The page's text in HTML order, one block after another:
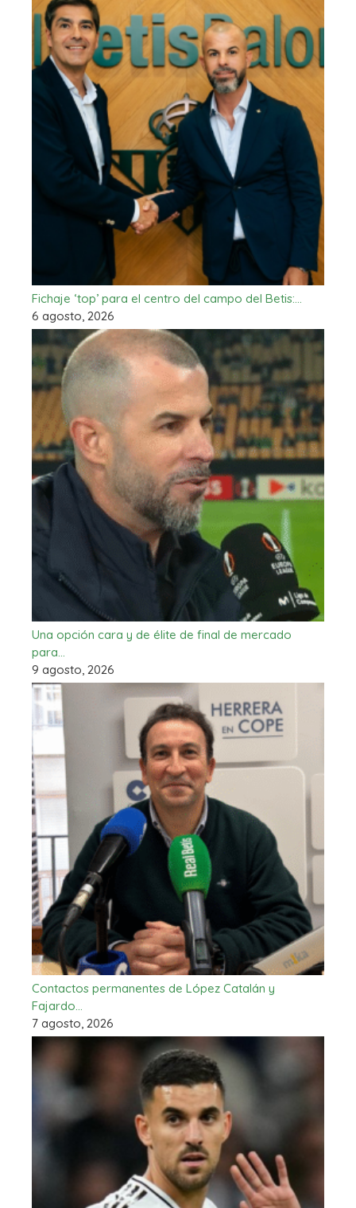
Fichaje ‘top’ para el centro del campo del Betis:…
6 agosto, 2026
Una opción cara y de élite de final de mercado
para…
9 agosto, 2026
Contactos permanentes de López Catalán y
Fajardo…
7 agosto, 2026